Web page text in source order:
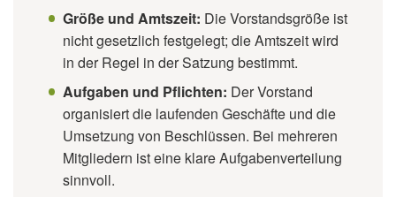
Größe und Amtszeit: Die Vorstandsgröße ist
nicht gesetzlich festgelegt; die Amtszeit wird
in der Regel in der Satzung bestimmt.
Aufgaben und Pflichten: Der Vorstand
organisiert die laufenden Geschäfte und die
Umsetzung von Beschlüssen. Bei mehreren
Mitgliedern ist eine klare Aufgabenverteilung
sinnvoll.